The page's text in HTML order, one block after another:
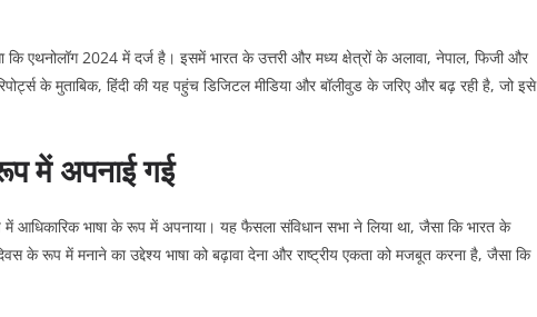
एथनोलॉग 2024 में दर्ज है। इसमें भारत के उत्तरी और मध्य क्षेत्रों के अलावा, नेपाल, फिजी और
के मुताबिक, हिंदी की यह पहुंच डिजिटल मीडिया और बॉलीवुड के जरिए और बढ़ रही है, जो इसे
में अपनाई गई
में आधिकारिक भाषा के रूप में अपनाया। यह फैसला संविधान सभा ने लिया था, जैसा कि भारत के
के रूप में मनाने का उद्देश्य भाषा को बढ़ावा देना और राष्ट्रीय एकता को मजबूत करना है, जैसा कि